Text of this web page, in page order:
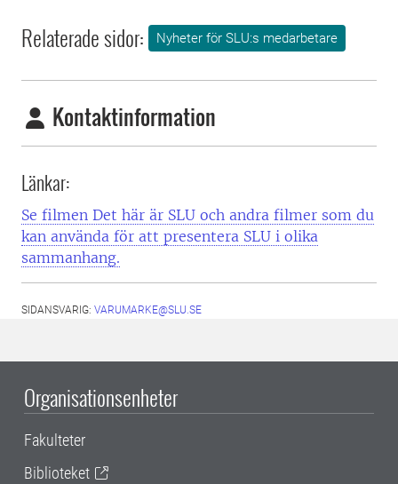
Relaterade sidor: Nyheter för SLU:s medarbetare
Kontaktinformation
Länkar:
Se filmen Det här är SLU och andra filmer som du
kan använda för att presentera SLU i olika
sammanhang.
SIDANSVARIG: VARUMARKE@SLU.SE
Organisationsenheter
Fakulteter
Biblioteket